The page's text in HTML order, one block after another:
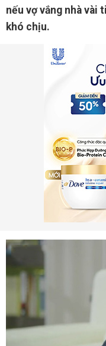
nếu vợ vắng nhà vài
khó chịu.